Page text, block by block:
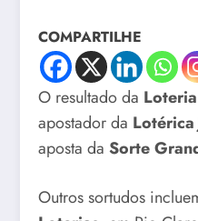
COMPARTILHE
O resultado da
apostador da Lotérica
aposta da Sorte
Outros sortudos